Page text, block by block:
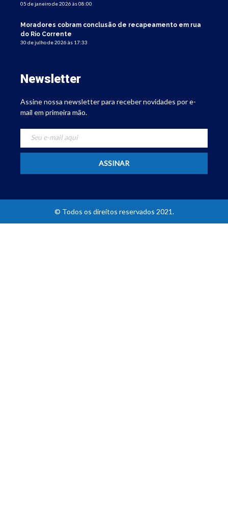
05 de janeiro de 2026 às 08:00
Moradores cobram conclusão de recapeamento em rua
do Rio Corrente
30 de julho de 2026 às 17:33
Newsletter
Assine nossa newsletter para receber novidades por e-
mail em primeira mão.
© Todos os direitos reservados 2021.